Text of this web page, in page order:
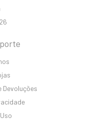
Devoluções